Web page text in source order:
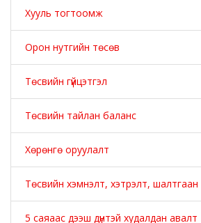
Хууль тогтоомж
Орон нутгийн төсөв
Төсвийн гүйцэтгэл
Төсвийн тайлан баланс
Хөрөнгө оруулалт
Төсвийн хэмнэлт, хэтрэлт, шалтгаан
5 саяаас дээш дүнтэй худалдан авалт